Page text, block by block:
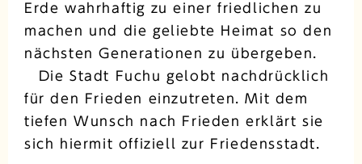
Erde wahrhaftig zu einer friedlichen zu
machen und die geliebte Heimat so den
nächsten Generationen zu übergeben.
Die Stadt Fuchu gelobt nachdrücklich
für den Frieden einzutreten. Mit dem
tiefen Wunsch nach Frieden erklärt sie
sich hiermit offiziell zur Friedensstadt.